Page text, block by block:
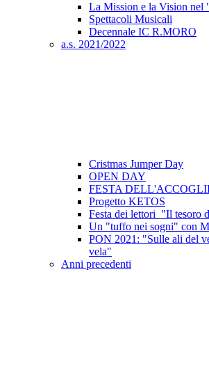
La Mission e la Vision nel
Spettacoli Musicali
Decennale IC R.MORO
a.s. 2021/2022
Cristmas Jumper Day
OPEN DAY
FESTA
Progetto KETOS
Festa dei lettori_"Il tesoro
Un "tuffo nei sogni" con
PON 2021: "Sulle ali del
vela"
Anni precedenti